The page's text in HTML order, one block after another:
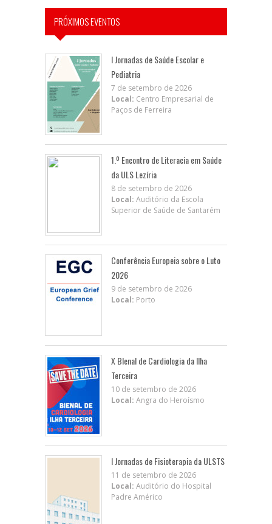
PRÓXIMOS EVENTOS
I Jornadas de Saúde Escolar e
Pediatria
7 de setembro de 2026
Local: Centro Empresarial de
Paços de Ferreira
1.º Encontro de Literacia em Saúde
da ULS Lezíria
8 de setembro de 2026
Local: Auditório da Escola
Superior de Saúde de Santarém
Conferência Europeia sobre o Luto
2026
9 de setembro de 2026
Local: Porto
X BIenal de Cardiologia da Ilha
Terceira
10 de setembro de 2026
Local: Angra do Heroísmo
I Jornadas de Fisioterapia da ULSTS
11 de setembro de 2026
Local: Auditório do Hospital
Padre Américo